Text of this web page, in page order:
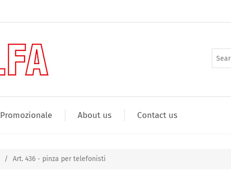
Promozionale About us Contact us
/ Art. 436 - pinza per telefonisti